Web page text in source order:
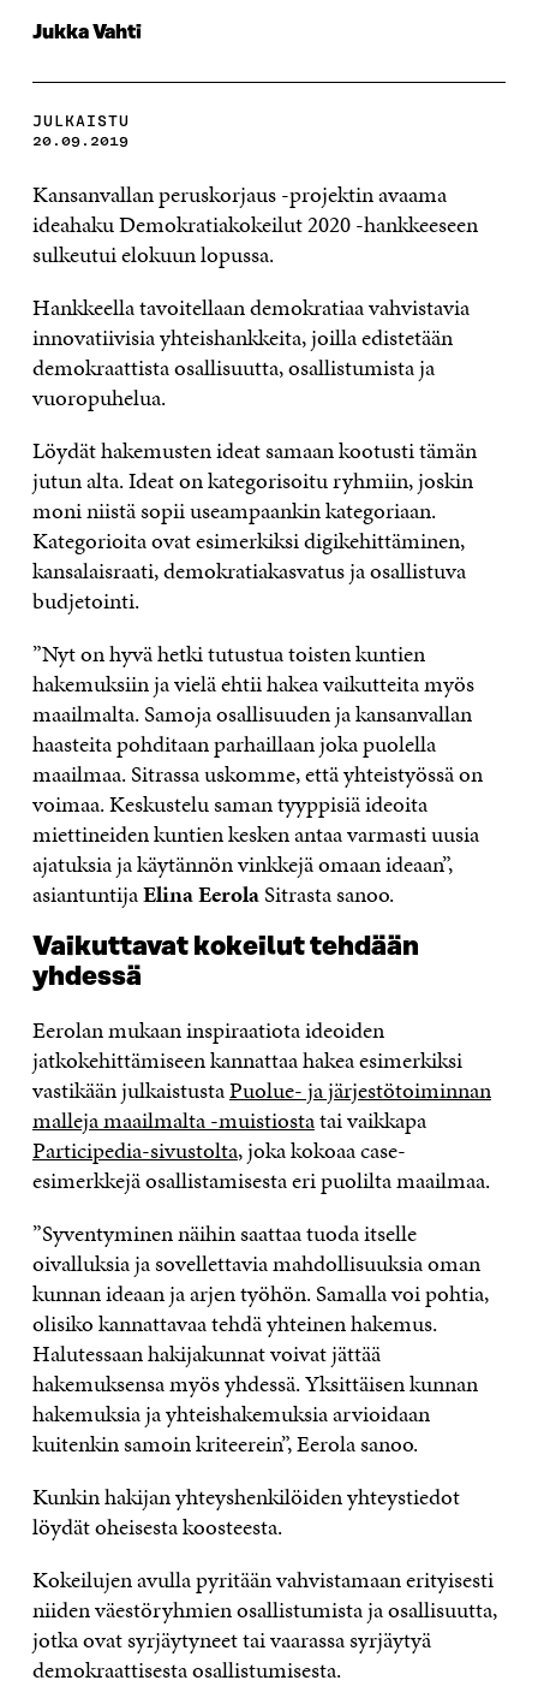
Jukka Vahti
JULKAISTU
20.09.2019
Kansanvallan peruskorjaus -projektin avaama
ideahaku Demokratiakokeilut 2020 -hankkeeseen
sulkeutui elokuun lopussa.
Hankkeella tavoitellaan demokratiaa vahvista­via
innovatiivisia yhteishankkeita, joilla edistetään
demokraattista osallisuutta, osallistumista ja
vuoropuhelua.
Löydät hakemusten ideat samaan kootusti tämän
jutun alta. Ideat on kategorisoitu ryhmiin, joskin
moni niistä sopii useampaankin kategoriaan.
Kategorioita ovat esimerkiksi digikehittäminen,
kansalaisraati, demokratiakasvatus ja osallistuva
budjetointi.
”Nyt on hyvä hetki tutustua toisten kuntien
hakemuksiin ja vielä ehtii hakea vaikutteita myös
maailmalta. Samoja osallisuuden ja kansanvallan
haasteita pohditaan parhaillaan joka puolella
maailmaa. Sitrassa uskomme, että yhteistyössä on
voimaa. Keskustelu saman tyyppisiä ideoita
miettineiden kuntien kesken antaa varmasti uusia
ajatuksia ja käytännön vinkkejä omaan ideaan”,
asiantuntijaElina EerolaSitrasta sanoo.
Vaikuttavat kokeilut tehdään
yhdessä
Eerolan mukaan inspiraatiota ideoiden
jatkokehittämiseen kannattaa hakea esimerkiksi
vastikään julkaistustaPuolue- ja järjestötoiminnan
malleja maailmalta -muistiostatai vaikkapa
Participedia-sivustolta, joka kokoaa case-
esimerkkejä osallistamisesta eri puolilta maailmaa.
”Syventyminen näihin saattaa tuoda itselle
oivalluksia ja sovellettavia mahdollisuuksia oman
kunnan ideaan ja arjen työhön. Samalla voi pohtia,
olisiko kannattavaa tehdä yhteinen hakemus.
Halutessaan hakijakunnat voivat jättää
hakemuksensa myös yhdessä. Yksittäisen kunnan
hakemuksia ja yhteishakemuksia arvioidaan
kuitenkin samoin kriteerein”, Eerola sanoo.
Kunkin hakijan yhteyshenkilöiden yhteystiedot
löydät oheisesta koosteesta.
Kokeilujen avulla pyritään vahvistamaan erityisesti
niiden väestöryhmien osallistumista ja osallisuutta,
jotka ovat syrjäytyneet tai vaarassa syrjäytyä
demokraattisesta osallistumisesta.